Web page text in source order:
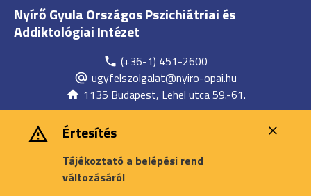
Nyírő Gyula Országos Pszichiátriai és
Addiktológiai Intézet
(+36-1) 451-2600
ugyfelszolgalat@nyiro-opai.hu
1135 Budapest, Lehel utca 59.-61.
Értesítés
Tájékoztató a belépési rend
változásáról